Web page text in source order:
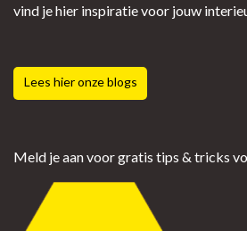
vind je hier inspiratie voor jouw
Lees hier onze blogs
Meld je aan voor gratis tips & tricks